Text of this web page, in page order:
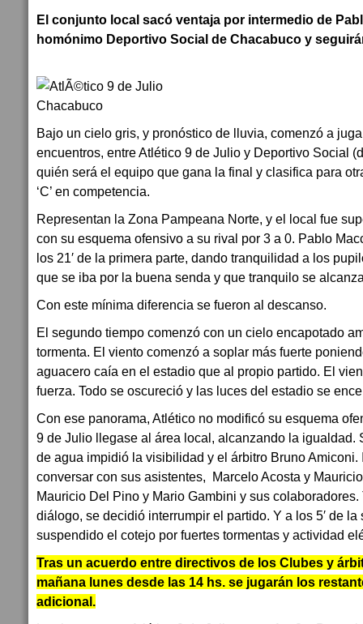
El conjunto local sacó ventaja por intermedio de
homónimo Deportivo Social de Chacabuco y
Bajo un cielo gris, y pronóstico de lluvia, comenzó a
encuentros, entre Atlético 9 de Julio y Deportivo Social
quién será el equipo que gana la final y clasifica para
‘C’ en competencia.
Representan la Zona Pampeana Norte, y el local fue
con su esquema ofensivo a su rival por 3 a 0. Pablo
los 21′ de la primera parte, dando tranquilidad a los
que se iba por la buena senda y que tranquilo se
Con este mínima diferencia se fueron al descanso.
El segundo tiempo comenzó con un cielo encapotado
tormenta. El viento comenzó a soplar más fuerte
aguacero caía en el estadio que al propio partido. El
fuerza. Todo se oscureció y las luces del estadio se
Con ese panorama, Atlético no modificó su esquema
9 de Julio llegase al área local, alcanzando la igualdad.
de agua impidió la visibilidad y el árbitro Bruno Amiconi.
conversar con sus asistentes, Marcelo Acosta y
Mauricio Del Pino y Mario Gambini y sus
diálogo, se decidió interrumpir el partido. Y a los 5′ de la
suspendido el cotejo por fuertes tormentas y actividad
Tras un acuerdo entre directivos de los Clubes y
mañana lunes desde las 14 hs. se jugarán los
adicional.